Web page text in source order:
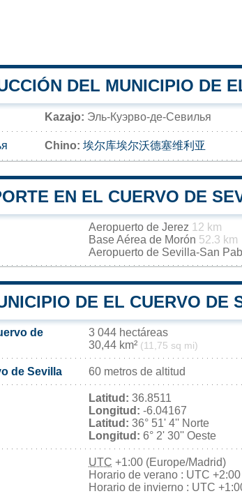
DEL MUNICIPIO DE
Kazajo: Эль-Куэрво-де-Севилья
Chino: 埃尔库埃尔沃德塞维利亚
EN EL CUERVO DE
Aeropuerto de Jerez 12 km
Base Aérea de Morón 52.3 km
Aeropuerto de Sevilla-San
DE EL CUERVO DE
de
3 044 hectáreas
30,44 km² (11,75 sq mi)
de Sevilla 60 metros de altitud
Latitud: 36.8511
Longitud: -6.04167
Latitud: 36° 51' 4'' Norte
Longitud: 6° 2' 30'' Oeste
UTC +1:00 (Europe/Madrid)
Horario de verano : UTC +2:00
Horario de invierno : UTC